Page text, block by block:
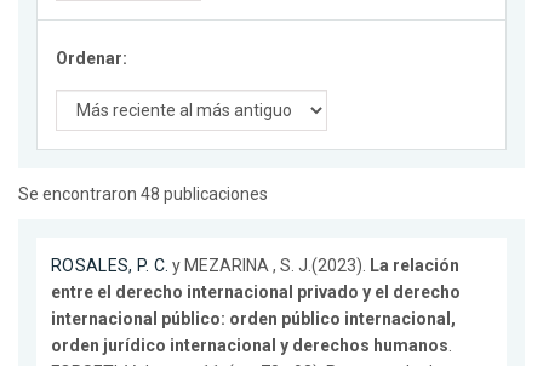
Ordenar:
Se encontraron 48 publicaciones
ROSALES, P. C. y MEZARINA , S. J.(2023). La relación
entre el derecho internacional privado y el derecho
internacional público: orden público internacional,
orden jurídico internacional y derechos humanos.